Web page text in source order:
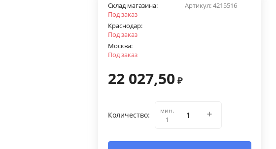
Артикул:4215516
Склад магазина:
Под заказ
Краснодар:
Под заказ
Москва:
Под заказ
22 027,50 ₽
Количество:
мин.
1